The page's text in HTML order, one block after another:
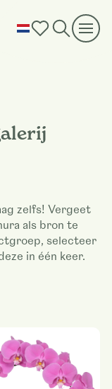
zelfs! Vergeet
als bron te
selecteer
in één keer.